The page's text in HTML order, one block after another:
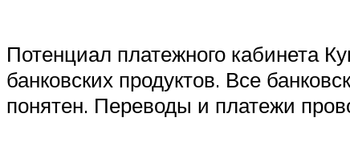
Потенциал платежного кабинета
банковских продуктов. Все
понятен. Переводы и платежи